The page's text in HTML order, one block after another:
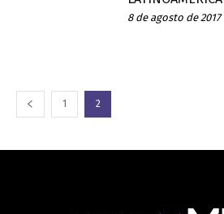
8 de agosto de 2017
1 2